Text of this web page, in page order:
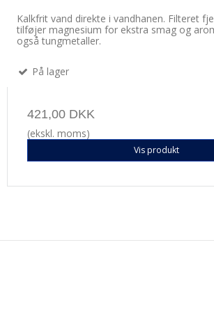
Kalkfrit vand direkte i vandhanen. Filteret
tilføjer magnesium for ekstra smag og
også tungmetaller.
På lager
421,00 DKK
(ekskl. moms)
Vis produkt